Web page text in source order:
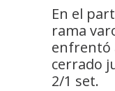
En el
rama
enfrentó
cerrado
2/1 set.